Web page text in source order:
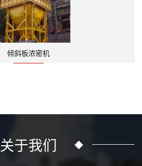
倾斜板浓密机
关于我们